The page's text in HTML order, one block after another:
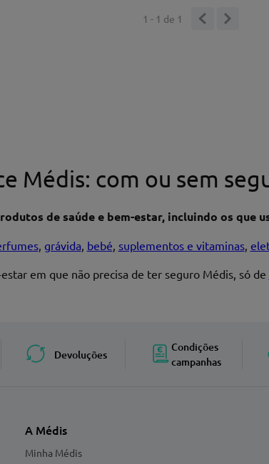
1 - 1 de 1
Médis: com ou sem
de saúde e bem-estar, incluindo os que
, grávida, bebé, suplementos e vitaminas,
em que não precisa de ter seguro Médis, só de
Devoluções
Condições
campanhas
A Médis
Minha Médis